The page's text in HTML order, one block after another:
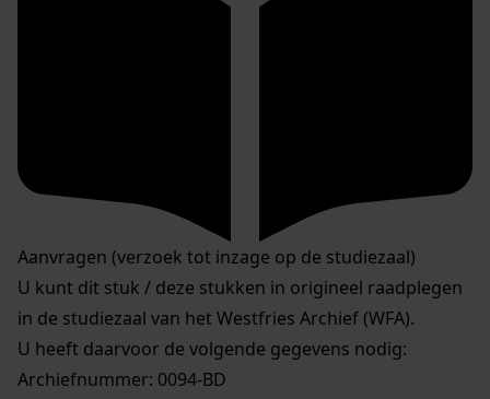
Aanvragen (verzoek tot inzage op de studiezaal)
U kunt dit stuk / deze stukken in origineel raadplegen
in de studiezaal van het Westfries Archief (WFA).
U heeft daarvoor de volgende gegevens nodig:
Archiefnummer: 0094-BD